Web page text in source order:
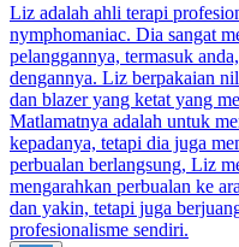
Liz adalah ahli terapi
nymphomaniac. Dia sangat
pelanggannya, termasuk
dengannya. Liz berpakaian
dan blazer yang ketat yang
Matlamatnya adalah untuk
kepadanya, tetapi dia juga
perbualan berlangsung, Liz
mengarahkan perbualan ke
dan yakin, tetapi juga
profesionalisme sendiri.